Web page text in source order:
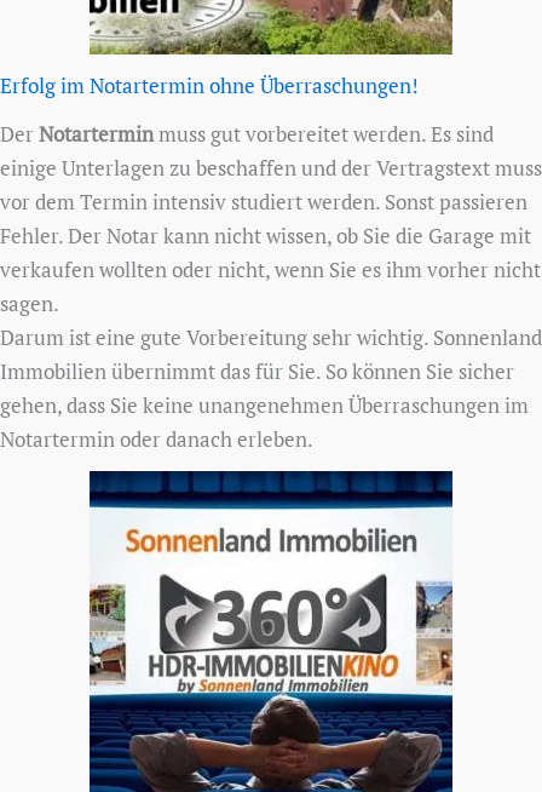
Erfolg im Notartermin ohne Überraschungen!
DerNotarterminmuss gut vorbereitet werden. Es sind
einige Unterlagen zu beschaffen und der Vertragstext muss
vor dem Termin intensiv studiert werden. Sonst passieren
Fehler. Der Notar kann nicht wissen, ob Sie die Garage mit
verkaufen wollten oder nicht, wenn Sie es ihm vorher nicht
sagen.
Darum ist eine gute Vorbereitung sehr wichtig. Sonnenland
Immobilien übernimmt das für Sie. So können Sie sicher
gehen, dass Sie keine unangenehmen Überraschungen im
Notartermin oder danach erleben.